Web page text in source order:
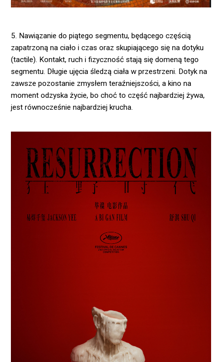
5. Nawiązanie do piątego segmentu, będącego częścią
zapatrzoną na ciało i czas oraz skupiającego się na dotyku
(tactile). Kontakt, ruch i fizyczność stają się domeną tego
segmentu. Długie ujęcia śledzą ciała w przestrzeni. Dotyk na
zawsze pozostanie zmysłem teraźniejszości, a kino na
moment odzyska życie, bo choć to część najbardziej żywa,
jest równocześnie najbardziej krucha.